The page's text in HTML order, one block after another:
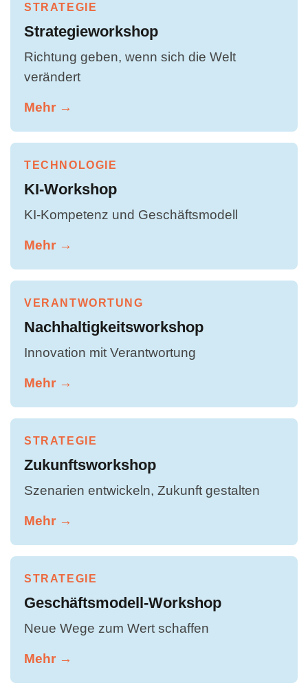
STRATEGIE
Strategieworkshop
Richtung geben, wenn sich die Welt
verändert
Mehr →
TECHNOLOGIE
KI-Workshop
KI-Kompetenz und Geschäftsmodell
Mehr →
VERANTWORTUNG
Nachhaltigkeitsworkshop
Innovation mit Verantwortung
Mehr →
STRATEGIE
Zukunftsworkshop
Szenarien entwickeln, Zukunft gestalten
Mehr →
STRATEGIE
Geschäftsmodell-Workshop
Neue Wege zum Wert schaffen
Mehr →